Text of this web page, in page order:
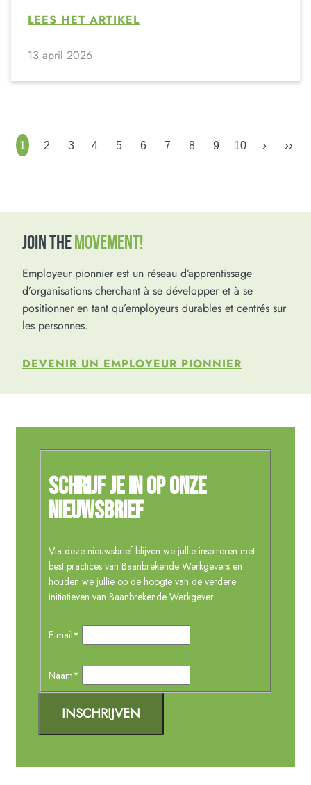
LEES HET ARTIKEL
13 april 2026
1 2 3 4 5 6 7 8 9 10 › ››
JOIN THEMOVEMENT!
Employeur pionnier est un réseau d’apprentissage
d’organisations cherchant à se développer et à se
positionner en tant qu’employeurs durables et centrés sur
les personnes.
DEVENIR UN EMPLOYEUR PIONNIER